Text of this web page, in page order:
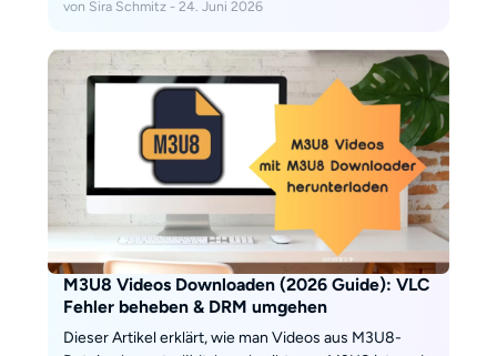
zeigen funktionierende Methoden, um DRM-
geschützte Videos verlustfrei zu archivieren.
von Sira Schmitz - 24. Juni 2026
M3U8 Videos Downloaden (2026 Guide): VLC
Fehler beheben & DRM umgehen
Dieser Artikel erklärt, wie man Videos aus M3U8-